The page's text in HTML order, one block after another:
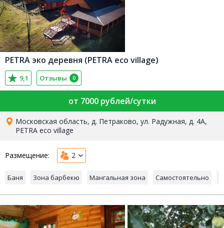
PETRA эко деревня (PETRA eco village)
9,1 Отзывы 0
от 7000 рублей/сутки
Московская область, д. Петраково, ул. Радужная, д. 4А,
PETRA eco village
Размещение: 2
Баня Зона барбекю Мангальная зона Самостоятельно